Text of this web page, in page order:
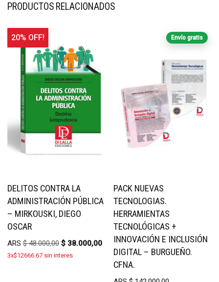
PRODUCTOS RELACIONADOS
20% OFF!
DELITOS CONTRA LA
ADMINISTRACIÓN PÚBLICA
– MIRKOUSKI, DIEGO
OSCAR
ARS $48.000,00 $ 38.000,00
3x$12666.67 sin interes
Envío gratis
PACK NUEVAS
TECNOLOGIAS.
HERRAMIENTAS
TECNOLÓGICAS +
INNOVACIÓN E INCLUSIÓN
DIGITAL – BURGUEÑO.
CFNA.